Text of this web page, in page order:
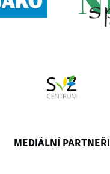
MEDIÁLNÍ PARTNEŘI